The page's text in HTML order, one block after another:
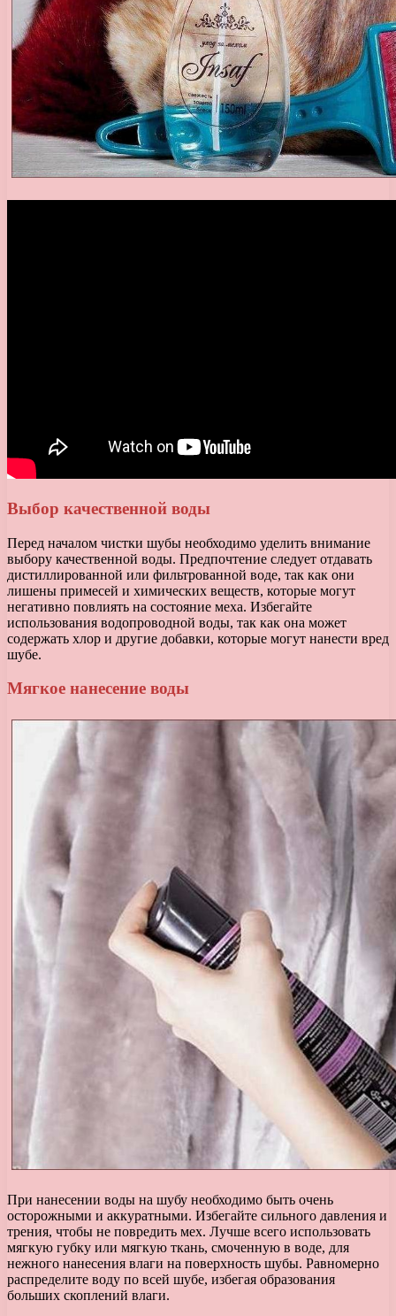
Выбор качественной воды
Перед началом чистки шубы необходимо уделить внимание
выбору качественной воды. Предпочтение следует отдавать
дистиллированной или фильтрованной воде, так как они
лишены примесей и химических веществ, которые могут
негативно повлиять на состояние меха. Избегайте
использования водопроводной воды, так как она может
содержать хлор и другие добавки, которые могут нанести вред
шубе.
Мягкое нанесение воды
При нанесении воды на шубу необходимо быть очень
осторожными и аккуратными. Избегайте сильного давления и
трения, чтобы не повредить мех. Лучше всего использовать
мягкую губку или мягкую ткань, смоченную в воде, для
нежного нанесения влаги на поверхность шубы. Равномерно
распределите воду по всей шубе, избегая образования
больших скоплений влаги.